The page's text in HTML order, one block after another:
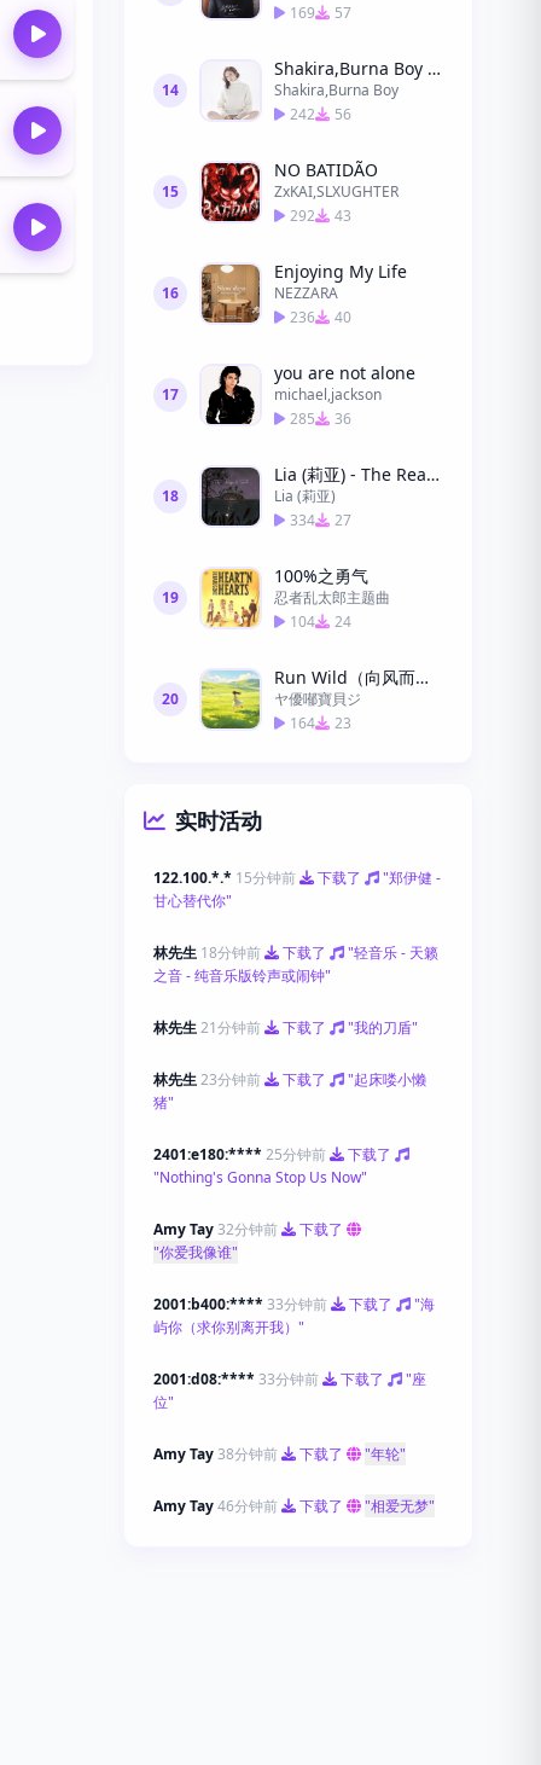
169
57
14
Shakira,Burna Boy - Dai Dai
Shakira,Burna Boy
242
56
15
NO BATIDÃO
ZxKAI,SLXUGHTER
292
43
16
Enjoying My Life
NEZZARA
236
40
17
you are not alone
michael,jackson
285
36
18
Lia (莉亚) - The Reason to Smile (微笑的理由)
Lia (莉亚)
334
27
19
100%之勇气
忍者乱太郎主题曲
104
24
20
Run Wild（向风而野）
ヤ優喐寶貝ジ
164
23
实时活动
122.100.*.* 15分钟前 下载了
"郑伊健 -
甘心替代你"
林先生 18分钟前 下载了
"轻音乐 - 天籁
之音 - 纯音乐版铃声或闹钟"
林先生21分钟前 下载了 "我的刀盾"
林先生23分钟前 下载了
"起床喽小懒
猪"
2401:e180:**** 25分钟前
下载了
"Nothing's Gonna Stop Us Now"
Amy Tay32分钟前
下载了
"你爱我像谁"
2001:b400:**** 33分钟前 下载了
"海
屿你（求你别离开我）"
2001:d08:**** 33分钟前 下载了
"座
位"
Amy Tay38分钟前 下载了 "年轮"
Amy Tay46分钟前 下载了 "相爱无梦"